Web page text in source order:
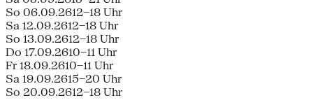
So 06.09.2612–18 Uhr
Sa 12.09.2612–18 Uhr
So 13.09.2612–18 Uhr
Do 17.09.2610–11 Uhr
Fr 18.09.2610–11 Uhr
Sa 19.09.2615–20 Uhr
So 20.09.2612–18 Uhr